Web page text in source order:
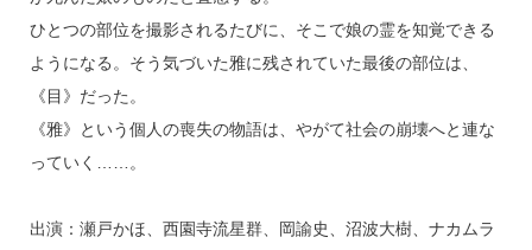
ひとつの部位を撮影されるたびに、そこで娘の霊を知覚できる
ようになる。そう気づいた雅に残されていた最後の部位は、
《目》だった。
《雅》という個人の喪失の物語は、やがて社会の崩壊へと連な
っていく……。
出演：瀬戸かほ、西園寺流星群、岡諭史、沼波大樹、ナカムラ